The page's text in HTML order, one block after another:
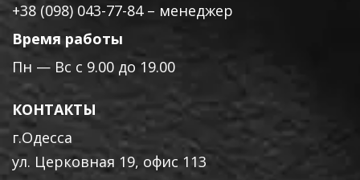
+38 (098) 043-77-84 – менеджер
Время работы
Пн — Вс с 9.00 до 19.00
КОНТАКТЫ
г.Одесса
ул. Церковная 19, офис 113